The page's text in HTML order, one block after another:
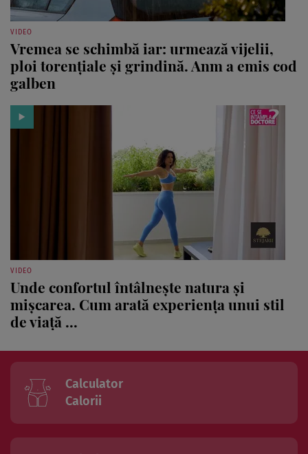
VIDEO
Vremea se schimbă iar: urmează vijelii,
ploi torențiale și grindină. Anm a emis cod
galben
VIDEO
Unde confortul întâlnește natura și
mișcarea. Cum arată experiența unui stil
de viață ...
Calculator
Calorii